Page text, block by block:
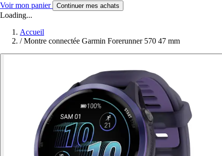
Voir mon panier Continuer mes achats
Loading...
Accueil
/ Montre connectée Garmin Forerunner 570 47 mm